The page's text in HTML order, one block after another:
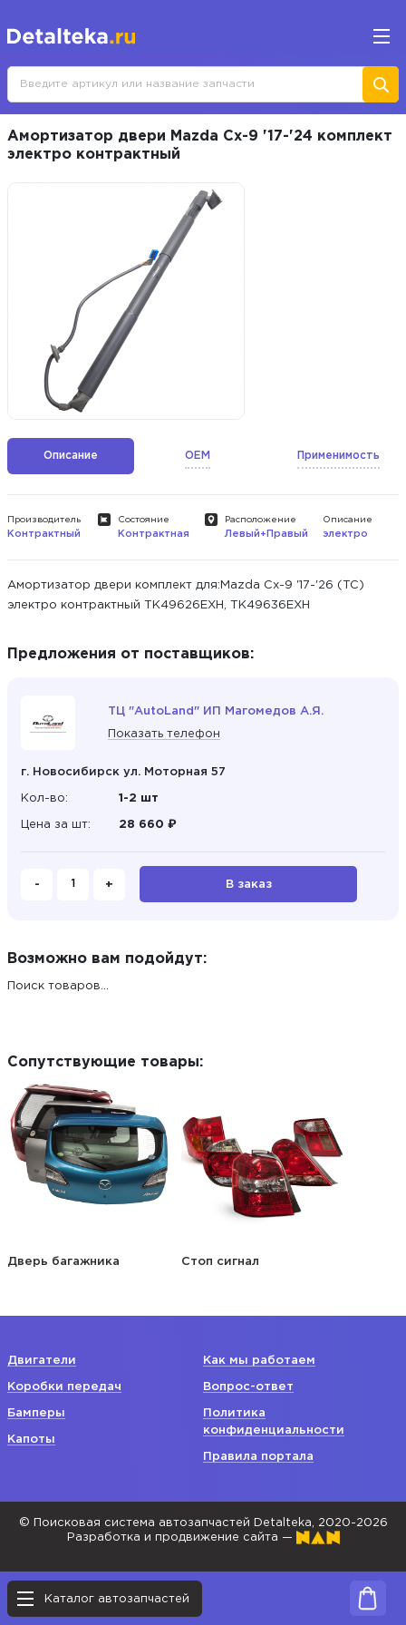
Каталог автозапчастей
Амортизатор двери Mazda Cx-9 '17-'24 комплект
электро контрактный
Описание OEM Применимость
Производитель
Контрактный
Состояние
Контрактная
Расположение
Левый+Правый
Описание
электро
Амортизатор двери комплект для:Mazda Cx-9 '17-'26 (TC)
электро контрактный TK49626EXH, TK49636EXH
Предложения от поставщиков:
ТЦ "AutoLand" ИП Магомедов А.Я.
Показать телефон
г. Новосибирск ул. Моторная 57
Кол-во: 1-2 шт
Цена за шт: 28 660 ₽
- + В заказ
Возможно вам подойдут:
Поиск товаров...
Сопутствующие товары:
Дверь багажника Стоп сигнал
Двигатели
Коробки передач
Бамперы
Капоты
Как мы работаем
Вопрос-ответ
Политика
конфиденциальности
Правила портала
© Поисковая система автозапчастей Detalteka, 2020-2026
Разработка и продвижение сайта —